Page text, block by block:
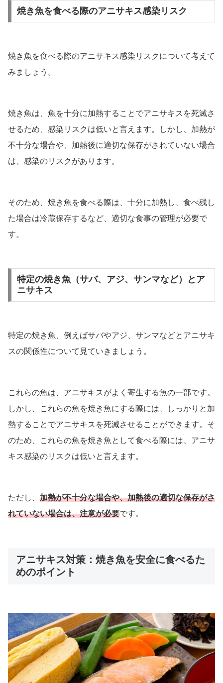
焼き魚を食べる際のアニサキス感染リスク
焼き魚を食べる際のアニサキス感染リスクについて考えて
みましょう。
焼き魚は、魚を十分に加熱することでアニサキスを死滅さ
せるため、感染リスクは低いと言えます。しかし、加熱が
不十分な場合や、加熱後に適切な保存がされていない場合
は、感染のリスクがあります。
そのため、焼き魚を食べる際は、十分に加熱し、食べ残し
た場合は冷蔵保存するなど、適切な食事の管理が必要で
す。
特定の焼き魚（サバ、アジ、サンマなど）とア
ニサキス
特定の焼き魚、例えばサバやアジ、サンマなどとアニサキ
スの関係性について見ていきましょう。
これらの魚は、アニサキスがよく寄生する魚の一部です。
しかし、これらの魚を焼き魚にする際には、しっかりと加
熱することでアニサキスを死滅させることができます。そ
のため、これらの魚を焼き魚として食べる際には、アニサ
キス感染のリスクは低いと言えます。
ただし、 加熱が不十分な場合や、加熱後の適切な保存がさ
れていない場合は、注意が必要です。
アニサキス対策：焼き魚を安全に食べるた
めのポイント